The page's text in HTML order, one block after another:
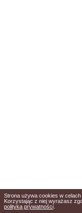
Strona używa cookies w
Korzystając z niej wyrażasz
polityką prywatności.